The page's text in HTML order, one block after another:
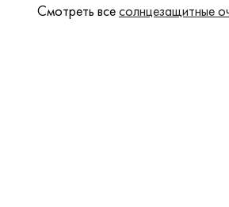
Смотреть всесолнцезащитные